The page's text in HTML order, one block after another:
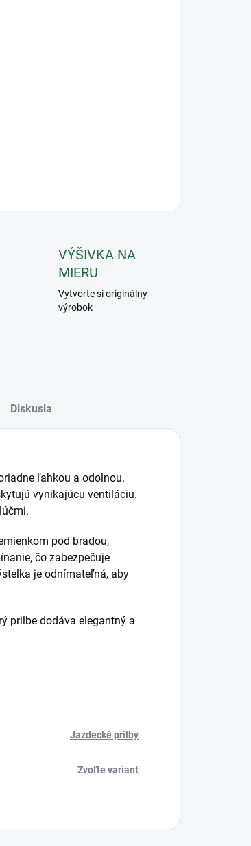
VÝŠIVKA NA
MIERU
Vytvorte si originálny
výrobok
Diskusia
ľahkou a odolnou.
vynikajúcu ventiláciu.
pod bradou,
čo zabezpečuje
je odnímateľná, aby
prilbe dodáva elegantný a
Jazdecké prilby
Zvoľte variant